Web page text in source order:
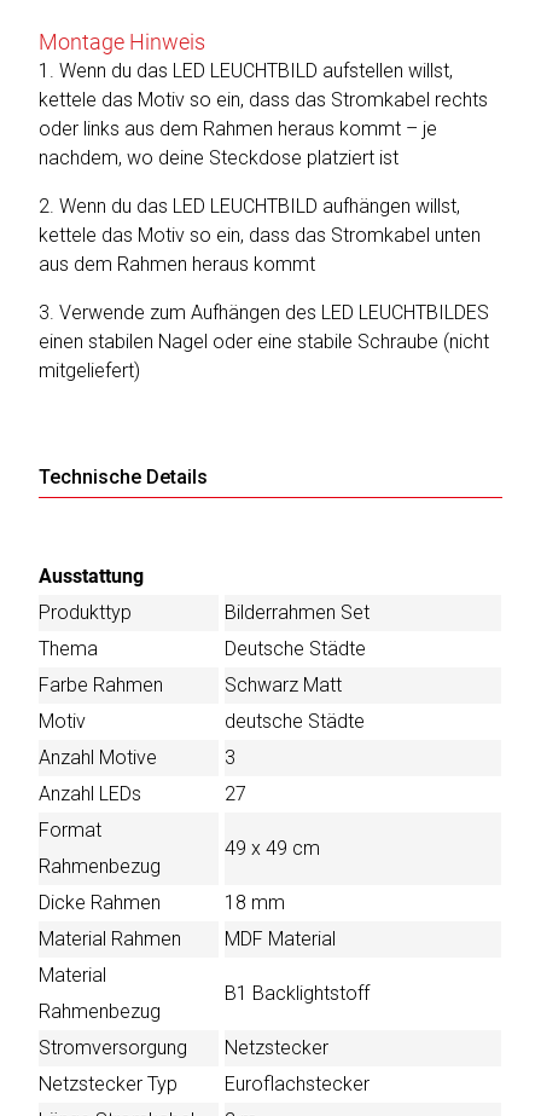
Montage Hinweis
1. Wenn du das LED LEUCHTBILD aufstellen willst,
kettele das Motiv so ein, dass das Stromkabel rechts
oder links aus dem Rahmen heraus kommt – je
nachdem, wo deine Steckdose platziert ist
2. Wenn du das LED LEUCHTBILD aufhängen willst,
kettele das Motiv so ein, dass das Stromkabel unten
aus dem Rahmen heraus kommt
3. Verwende zum Aufhängen des LED LEUCHTBILDES
einen stabilen Nagel oder eine stabile Schraube (nicht
mitgeliefert)
Technische Details
Ausstattung
Produkttyp
Bilderrahmen Set
Thema
Deutsche Städte
Farbe Rahmen
Schwarz Matt
Motiv
deutsche Städte
Anzahl Motive
3
Anzahl LEDs
27
Format
Rahmenbezug
49 x 49 cm
Dicke Rahmen
18 mm
Material Rahmen
MDF Material
Material
Rahmenbezug
B1 Backlightstoff
Stromversorgung
Netzstecker
Netzstecker Typ
Euroflachstecker